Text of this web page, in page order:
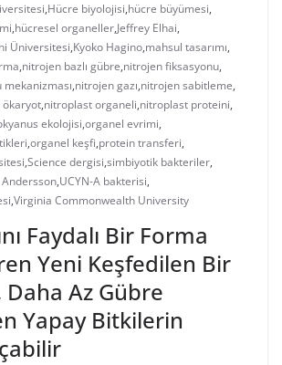
,Hücre biyolojisi,hücre büyümesi,
,hücresel organeller,Jeffrey Elhai,
Üniversitesi,Kyoko Hagino,mahsul tasarımı,
,nitrojen bazlı gübre,nitrojen fiksasyonu,
,nitrojen gazı,nitrojen sabitleme,
ökaryot,nitroplast organeli,nitroplast proteini,
ekolojisi,organel evrimi,
,organel keşfi,protein transferi,
,Science dergisi,simbiyotik bakteriler,
Andersson,UCYN-A bakterisi,
,Virginia Commonwealth University
Faydalı Bir Forma
Yeni Keşfedilen Bir
Daha Az Gübre
Yapay Bitkilerin